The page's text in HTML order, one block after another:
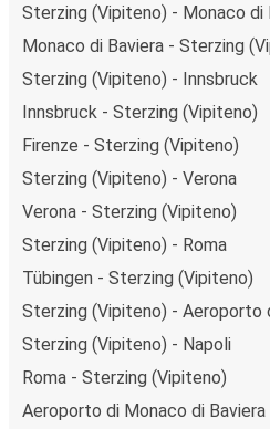
Sterzing (Vipiteno) - Monaco di
Monaco di Baviera - Sterzing
Sterzing (Vipiteno) - Innsbruck
Innsbruck - Sterzing (Vipiteno)
Firenze - Sterzing (Vipiteno)
Sterzing (Vipiteno) - Verona
Verona - Sterzing (Vipiteno)
Sterzing (Vipiteno) - Roma
Tübingen - Sterzing (Vipiteno)
Sterzing (Vipiteno) - Aeroporto
Sterzing (Vipiteno) - Napoli
Roma - Sterzing (Vipiteno)
Aeroporto di Monaco di